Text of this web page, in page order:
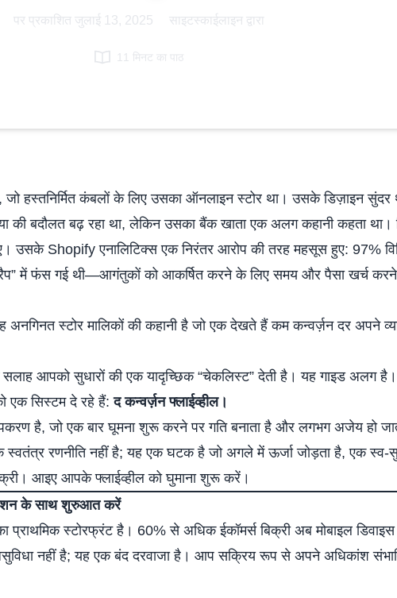
पर प्रकाशित जुलाई 13, 2025 साइटस्काईलाइन द्वारा
11 मिनट का पाठ
जो हस्तनिर्मित कंबलों के लिए उसका ऑनलाइन स्टोर था। उसके डिज़ाइन
की बदौलत बढ़ रहा था, लेकिन उसका बैंक खाता एक अलग कहानी कहता था।
उसके Shopify एनालिटिक्स एक निरंतर आरोप की तरह महसूस हुए: 97%
ट्रैप” में फंस गई थी—आगंतुकों को आकर्षित करने के लिए समय और पैसा खर्च
अनगिनत स्टोर मालिकों की कहानी है जो एक देखते हैंकम कन्वर्ज़न दर अपने
आपको सुधारों की एक यादृच्छिक “चेकलिस्ट” देती है। यह गाइड अलग
एक सिस्टम दे रहे हैं:द कन्वर्ज़न फ्लाईव्हील।
है, जो एक बार घूमना शुरू करने पर गति बनाता है और लगभग अजेय हो
स्वतंत्र रणनीति नहीं है; यह एक घटक है जो अगले में ऊर्जा जोड़ता है, एक स्व-
आइए आपके फ्लाईव्हील को घुमाना शुरू करें।
के साथ शुरुआत करें
प्राथमिक स्टोरफ्रंट है। 60% से अधिकईकॉमर्स बिक्रीअब मोबाइल डिवाइस
नहीं है; यह एक बंद दरवाजा है। आप सक्रिय रूप से अपने अधिकांश